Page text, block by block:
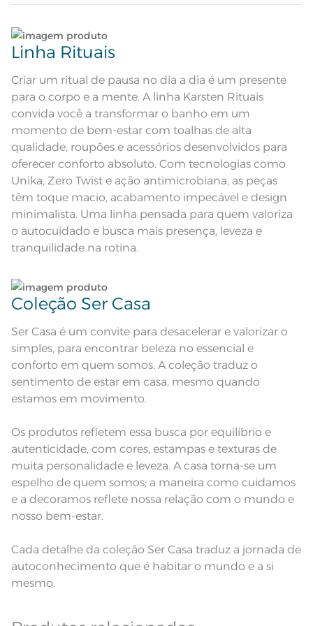
Atributos
corpo liso; Super absorção; Pré-
Descrição Visual
Composição 100% Algodão
Tamanho Rosto
Cor Azul Pérola
Itens Inclusos 1 Toalha de Rosto
Medida 48cm x 80cm
aparelho celular. Consultar a cor
nas especificações técnicas do
produto.
Fios Fio Tecnologia Unika
Lave tipos de tecidos distintos separadamente;
ciclo;
Lave as peças no ciclo leve, suave ou delicado de
sua lavadora;
Enxágue as peças com bastante água;
Utilize a quantidade mínima de amaciante e sabão;
Ao pendurar as toalhas, recomenda-se sacudi-las
bem;
Linha Rituais
Criar um ritual de pausa no dia a dia é um presente
para o corpo e a mente. A linha Karsten Rituais
convida você a transformar o banho em um
momento de bem-estar com toalhas de alta
qualidade, roupões e acessórios desenvolvidos para
oferecer conforto absoluto. Com tecnologias como
Unika, Zero Twist e ação antimicrobiana, as peças
têm toque macio, acabamento impecável e design
minimalista. Uma linha pensada para quem valoriza
o autocuidado e busca mais presença, leveza e
tranquilidade na rotina.
Coleção Ser Casa
Ser Casa é um convite para desacelerar e valorizar o
simples, para encontrar beleza no essencial e
conforto em quem somos. A coleção traduz o
sentimento de estar em casa, mesmo quando
estamos em movimento.
Os produtos refletem essa busca por equilíbrio e
autenticidade, com cores, estampas e texturas de
muita personalidade e leveza. A casa torna-se um
espelho de quem somos; a maneira como cuidamos
e a decoramos reflete nossa relação com o mundo e
nosso bem-estar.
Cada detalhe da coleção Ser Casa traduz a jornada de
autoconhecimento que é habitar o mundo e a si
mesmo.